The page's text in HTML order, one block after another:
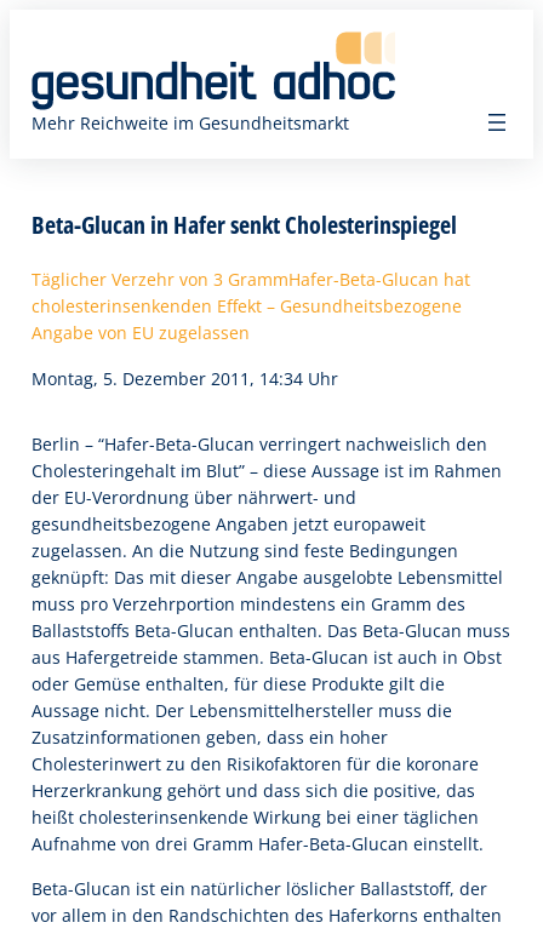
springen
Mehr Reichweite im Gesundheitsmarkt
Beta-Glucan in Hafer senkt Cholesterinspiegel
Täglicher Verzehr von 3 GrammHafer-Beta-Glucan hat
cholesterinsenkenden Effekt – Gesundheitsbezogene
Angabe von EU zugelassen
Montag, 5. Dezember 2011, 14:34 Uhr
Berlin – “Hafer-Beta-Glucan verringert nachweislich den
Cholesteringehalt im Blut” – diese Aussage ist im Rahmen
der EU-Verordnung über nährwert- und
gesundheitsbezogene Angaben jetzt europaweit
zugelassen. An die Nutzung sind feste Bedingungen
geknüpft: Das mit dieser Angabe ausgelobte Lebensmittel
muss pro Verzehrportion mindestens ein Gramm des
Ballaststoffs Beta-Glucan enthalten. Das Beta-Glucan muss
aus Hafergetreide stammen. Beta-Glucan ist auch in Obst
oder Gemüse enthalten, für diese Produkte gilt die
Aussage nicht. Der Lebensmittelhersteller muss die
Zusatzinformationen geben, dass ein hoher
Cholesterinwert zu den Risikofaktoren für die koronare
Herzerkrankung gehört und dass sich die positive, das
heißt cholesterinsenkende Wirkung bei einer täglichen
Aufnahme von drei Gramm Hafer-Beta-Glucan einstellt.
Beta-Glucan ist ein natürlicher löslicher Ballaststoff, der
vor allem in den Randschichten des Haferkorns enthalten